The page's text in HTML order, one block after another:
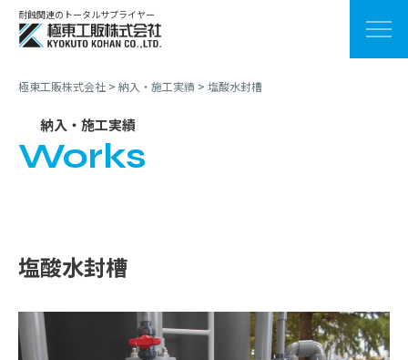
耐蝕関連のトータルサプライヤー
極東工販株式会社 > 納入・施工実績 > 塩酸水封槽
納入・施工実績
Works
塩酸水封槽